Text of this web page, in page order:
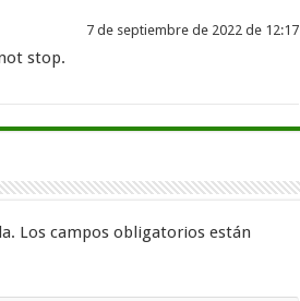
7 de septiembre de 2022 de 12:17
stop.
Los campos obligatorios están